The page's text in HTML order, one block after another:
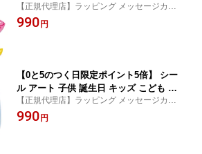
歳 2歳 3歳 4歳 プチギフト ステッカーシ
ール 贈り物 6歳 キッズ 大人 子供 入学
【正規代理店】ラッピング メッセージカー
ド のし無料 美しいステッカー 大人 子供 シ
ール プレゼント ギフト おすすめ 大人 知育
990 円
【0と5のつく日限定ポイント5倍】 シー
ル アート 子供 誕生日 キッズ こども 1
歳 2歳 3歳 4歳 プチギフト ステッカーシ
ール 贈り物 6歳 キッズ 大人 子供 入学
【正規代理店】ラッピング メッセージカー
ド のし無料 美しいステッカー 大人 子供 シ
ール プレゼント ギフト おすすめ 大人 知育
990 円